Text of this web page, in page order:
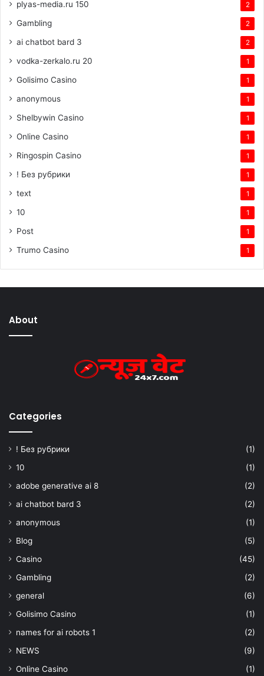
plyas-media.ru 150 2
Gambling 2
ai chatbot bard 3 2
vodka-zerkalo.ru 20 1
Golisimo Casino 1
anonymous 1
Shelbywin Casino 1
Online Casino 1
Ringospin Casino 1
! Без рубрики 1
text 1
10 1
Post 1
Trumo Casino 1
About
Categories
! Без рубрики
(1)
10
(1)
adobe generative ai 8
(2)
ai chatbot bard 3
(2)
anonymous
(1)
Blog
(5)
Casino
(45)
Gambling
(2)
general
(6)
Golisimo Casino
(1)
names for ai robots 1
(2)
NEWS
(9)
Online Casino
(1)